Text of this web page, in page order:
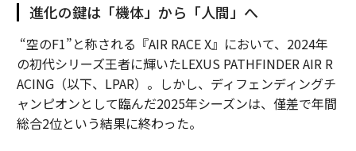
進化の鍵は「機体」から「人間」へ
“空のF1”と称される『AIR RACE X』において、2024年
の初代シリーズ王者に輝いたLEXUS PATHFINDER AIR R
ACING（以下、LPAR）。しかし、ディフェンディングチ
ャンピオンとして臨んだ2025年シーズンは、僅差で年間
総合2位という結果に終わった。